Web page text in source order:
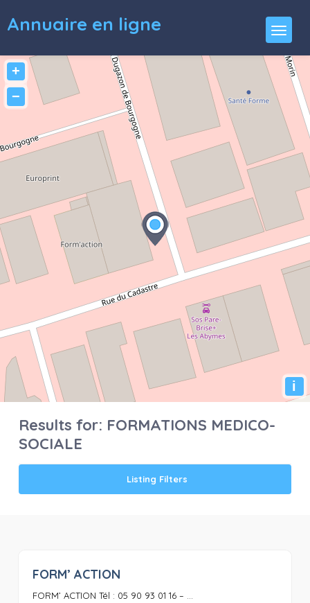
Annuaire en ligne
+
−
i
Results for: FORMATIONS MEDICO-
SOCIALE
Listing Filters
FORM’ ACTION
FORM’ ACTION Tél : 05 90 93 01 16 – ...